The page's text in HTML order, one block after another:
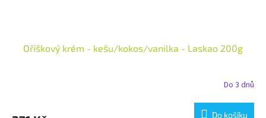
Oříškový krém - kešu/kokos/vanilka - Laskao 200g
Do 3 dnů
Do košíku